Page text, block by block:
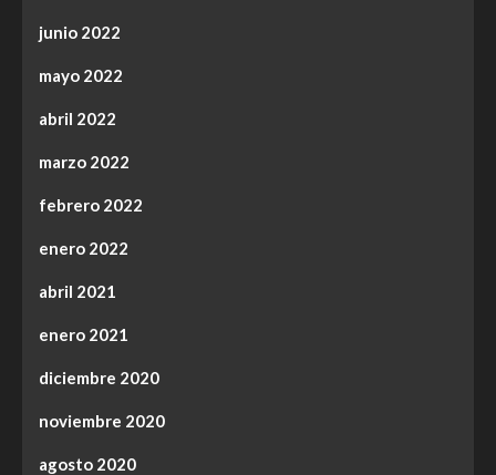
junio 2022
mayo 2022
abril 2022
marzo 2022
febrero 2022
enero 2022
abril 2021
enero 2021
diciembre 2020
noviembre 2020
agosto 2020